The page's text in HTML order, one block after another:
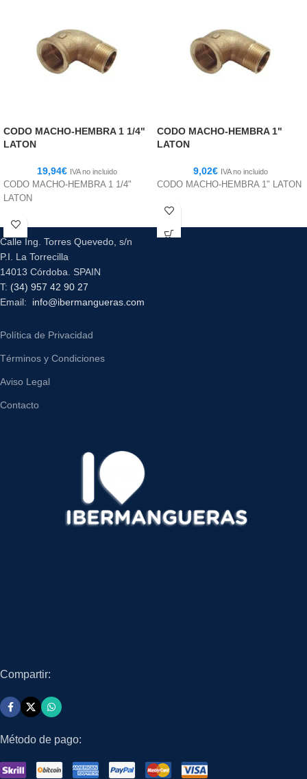
CODO MACHO-HEMBRA 1 1/4"
LATON
19,94€ IVA no incluido
CODO MACHO-HEMBRA 1 1/4"
LATON
CODO MACHO-HEMBRA 1"
LATON
9,02€ IVA no incluido
CODO MACHO-HEMBRA 1" LATON
Calle Ing. Torres Quevedo, s/n
P.I. La Torrecilla
14013 Córdoba. SPAIN
T: (34) 957 42 90 27
Email: info@ibermangueras.com
Política de Privacidad
Términos y Condiciones
Aviso Legal
Contacto
Compartir:
Método de pago: